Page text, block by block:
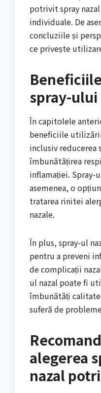
potrivit spray
individuale. De
concluziile și
ce privește
spray-ului
În capitolele
beneficiile
inclusiv
îmbunătățirea
inflamației. Spray-
asemenea, o
tratarea rinitei
nazale.
În plus, spray-ul
pentru a preveni
de complicații
ul nazal poate fi
îmbunătăți
suferă de
alegerea
nazal